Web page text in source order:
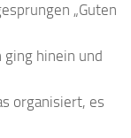
„Guten
ging hinein und
organisiert, es